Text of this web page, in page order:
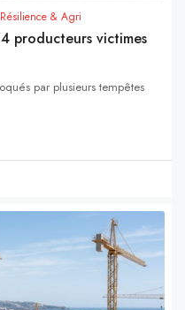
Résilience & Agri
producteurs victimes
par plusieurs tempêtes